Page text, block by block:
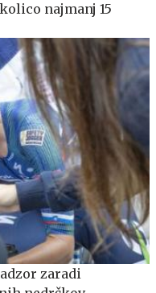
najmanj 15
zaradi